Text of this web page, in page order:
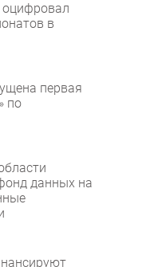
в
первая
по
данных на